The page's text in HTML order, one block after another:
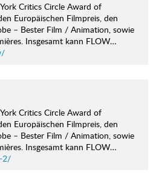
Critics Circle Award of
Europäischen Filmpreis, den
– Bester Film / Animation, sowie
Insgesamt kann FLOW…
Critics Circle Award of
Europäischen Filmpreis, den
– Bester Film / Animation, sowie
Insgesamt kann FLOW…
2/